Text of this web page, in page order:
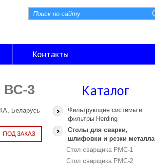
Контакты
ВС-3
Беларусь
ПОД ЗАКАЗ
Каталог
Фильтрующие системы и
фильтры Herding
Столы для сварки,
шлифовки и резки металла
Стол сварщика PMC-1
Стол сварщика PMC-2